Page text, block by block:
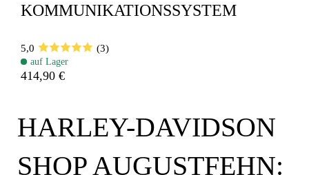
KOMMUNIKATIONSSYSTEM
5,0
(3)
auf Lager
414,90 €
HARLEY-DAVIDSON
SHOP AUGUSTFEHN: